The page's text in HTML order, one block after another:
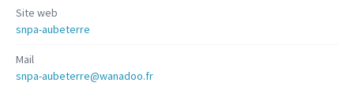
Site web
snpa-aubeterre
Mail
snpa-aubeterre@wanadoo.fr